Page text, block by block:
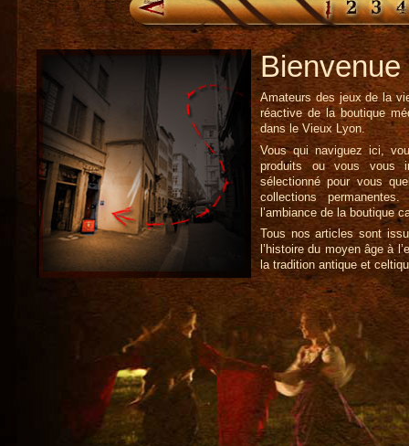
Amateurs des jeux de la
réactive de la boutique
dans le Vieux Lyon.
Vous qui naviguez ici,
produits ou vous vous
sélectionné pour vous
collections
l’ambiance de la boutique
Tous nos articles sont
l’histoire du moyen âge à
la tradition antique et